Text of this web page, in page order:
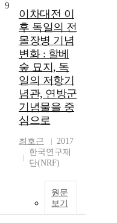
9
이차대전 이
후 독일의 전
몰장병 기념
변화 : 할베
숲 묘지, 독
일의 저항기
념관, 연방군
기념물을 중
심으로
최호근
2017
한국연구재
단(NRF)
원문
보기